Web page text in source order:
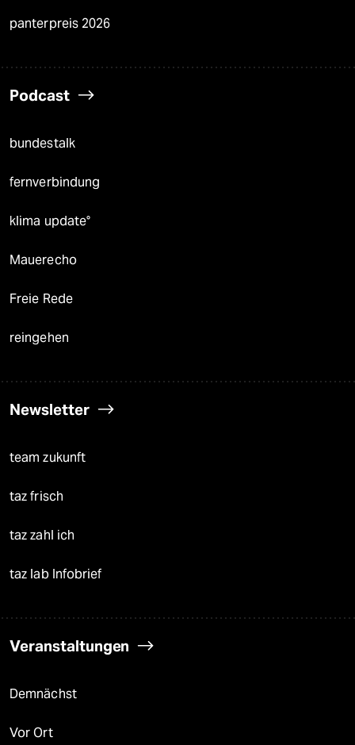
panterpreis 2026
Podcast
bundestalk
fernverbindung
klima update°
Mauerecho
Freie Rede
reingehen
Newsletter
team zukunft
taz frisch
taz zahl ich
taz lab Infobrief
Veranstaltungen
Demnächst
Vor Ort